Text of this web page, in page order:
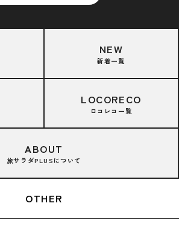
NEW
新着一覧
LOCORECO
ロコレコ一覧
ABOUT
旅サラダPLUSについて
OTHER